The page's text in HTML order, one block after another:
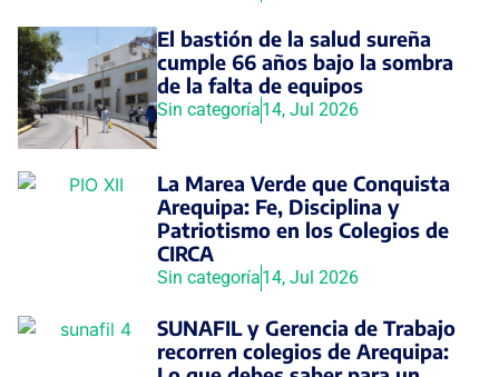
El bastión de la salud sureña
cumple 66 años bajo la sombra
de la falta de equipos
Sin categoría14, Jul 2026
La Marea Verde que Conquista
Arequipa: Fe, Disciplina y
Patriotismo en los Colegios de
CIRCA
Sin categoría14, Jul 2026
SUNAFIL y Gerencia de Trabajo
recorren colegios de Arequipa: